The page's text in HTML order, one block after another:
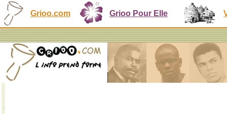
Grioo.com Grioo Pour Elle